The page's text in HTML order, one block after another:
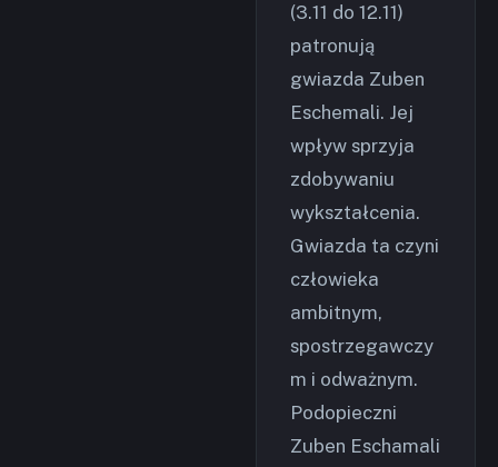
(3.11 do 12.11)
patronują
gwiazda Zuben
Eschemali. Jej
wpływ sprzyja
zdobywaniu
wykształcenia.
Gwiazda ta czyni
człowieka
ambitnym,
spostrzegawczy
m i odważnym.
Podopieczni
Zuben Eschamali